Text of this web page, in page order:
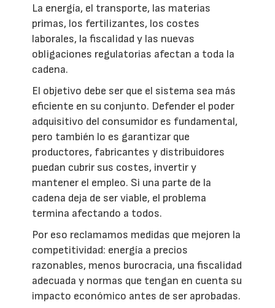
La energía, el transporte, las materias
primas, los fertilizantes, los costes
laborales, la fiscalidad y las nuevas
obligaciones regulatorias afectan a toda la
cadena.
El objetivo debe ser que el sistema sea más
eficiente en su conjunto. Defender el poder
adquisitivo del consumidor es fundamental,
pero también lo es garantizar que
productores, fabricantes y distribuidores
puedan cubrir sus costes, invertir y
mantener el empleo. Si una parte de la
cadena deja de ser viable, el problema
termina afectando a todos.
Por eso reclamamos medidas que mejoren la
competitividad: energía a precios
razonables, menos burocracia, una fiscalidad
adecuada y normas que tengan en cuenta su
impacto económico antes de ser aprobadas.